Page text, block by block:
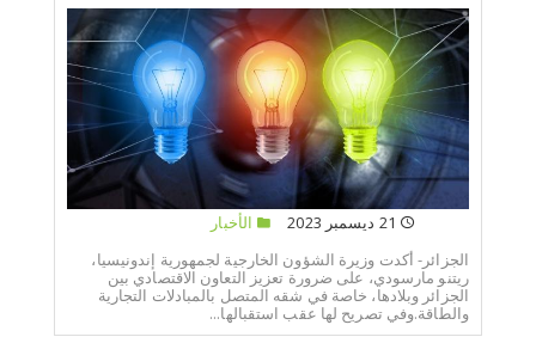
الأخبار
الجزائر- أكدت وزيرة الشؤون الخارجية لجمهورية إندونيسيا،
ريتنو مارسودي، على ضرورة تعزيز التعاون الاقتصادي بين
الجزائر وبلادها، خاصة في شقه المتصل بالمبادلات التجارية
والطاقة.وفي تصريح لها عقب استقبالها...